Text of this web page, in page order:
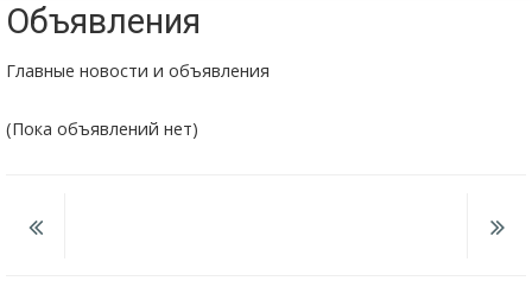
Объявления
Главные новости и объявления
(Пока объявлений нет)